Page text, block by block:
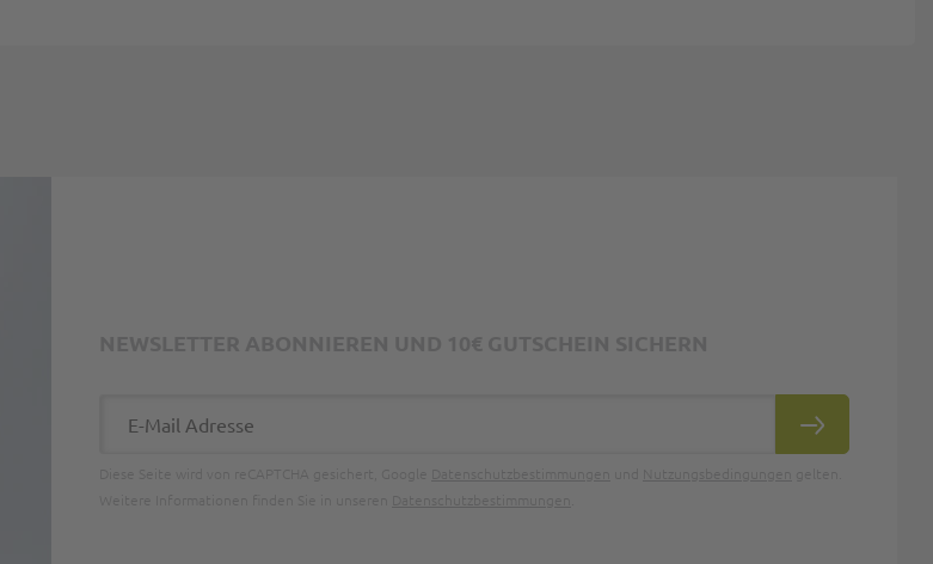
ABONNIEREN